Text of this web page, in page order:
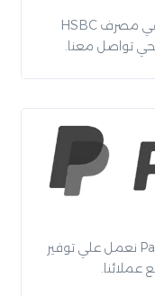
يمكنك الان التحويل من خلال حسابك في مصرف HSBC
تواصل معنا.
سيتم قريباً تفعيل الدفع بواسطة Paypal نعمل علي توفير